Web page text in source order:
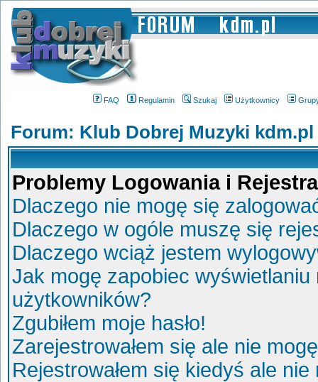
FAQ Regulamin Szukaj Użytkownicy
Forum: Klub Dobrej Muzyki kdm.pl
Problemy Logowania i
Dlaczego nie mogę się
Dlaczego w ogóle muszę się
Dlaczego wciąż jestem
Jak mogę zapobiec
użytkowników?
Zgubiłem moje hasło!
Zarejestrowałem się ale nie
Rejestrowałem się kiedyś ale